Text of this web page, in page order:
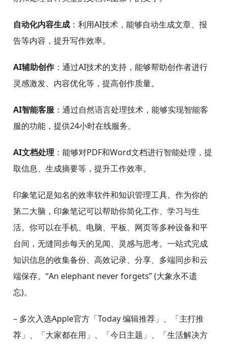
析、机器翻译等，旨在使计算机能够理解和处理人类语
言。
语音识别：主要是将语音信号转化为文本，能够实现语
音命令的识别和语音助手的功能。
图像识别：通过深度学习技术，能够识别图像中的物
体、场景、人物等，广泛应用于安防、医疗等领域。
智能OCR技术 ：结合OCR技术与深度学习，能够高效识
别和处理各种类型的文档和图像中的文字。
自动化内容生成：利用AI技术，能够自动生成文章、报
告等内容，提升写作效率。
AI辅助创作：通过AI技术的支持，能够帮助创作者进行
灵感激发、内容优化等，提高创作质量。